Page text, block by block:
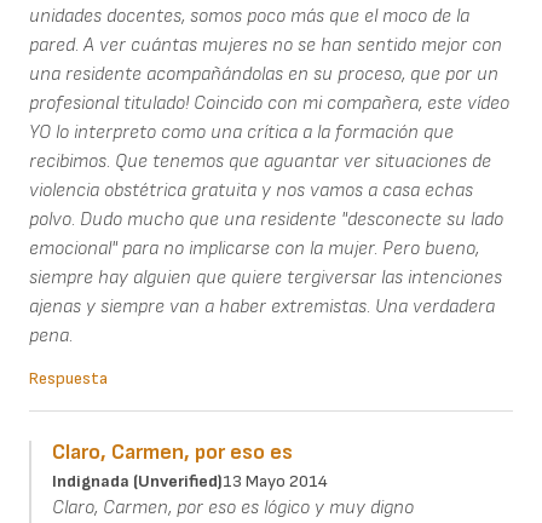
unidades docentes, somos poco más que el moco de la
pared. A ver cuántas mujeres no se han sentido mejor con
una residente acompañándolas en su proceso, que por un
profesional titulado! Coincido con mi compañera, este vídeo
YO lo interpreto como una crítica a la formación que
recibimos. Que tenemos que aguantar ver situaciones de
violencia obstétrica gratuita y nos vamos a casa echas
polvo. Dudo mucho que una residente "desconecte su lado
emocional" para no implicarse con la mujer. Pero bueno,
siempre hay alguien que quiere tergiversar las intenciones
ajenas y siempre van a haber extremistas. Una verdadera
pena.
Respuesta
Claro, Carmen, por eso es
Indignada (unverified)13 Mayo 2014
Claro, Carmen, por eso es lógico y muy digno